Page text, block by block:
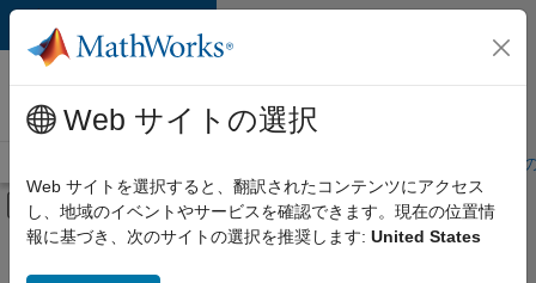
コンテンツへスキップ
MathWorks 採用
情報
学生・キャリア初期
オフキャンバス ナビゲーション メ
メインコンテンツ
絞り込み条件
IT
Web サイトの選択
Web サイトを選択すると、翻訳されたコンテンツにアクセス
し、地域のイベントやサービスを確認できます。現在の位置情
報に基づき、次のサイトの選択を推奨します: United States